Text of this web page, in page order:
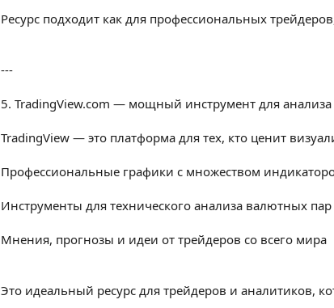
Ресурс подходит как для профессиональных
---
5. TradingView.com — мощный инструмент для анализа
TradingView — это платформа для тех, кто ценит
Профессиональные графики с множеством
Инструменты для технического анализа валютных пар
Мнения, прогнозы и идеи от трейдеров со всего мира
Это идеальный ресурс для трейдеров и аналитиков,